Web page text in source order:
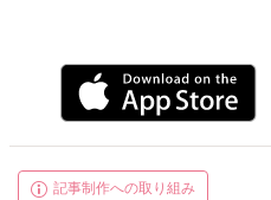
記事制作への取り組み